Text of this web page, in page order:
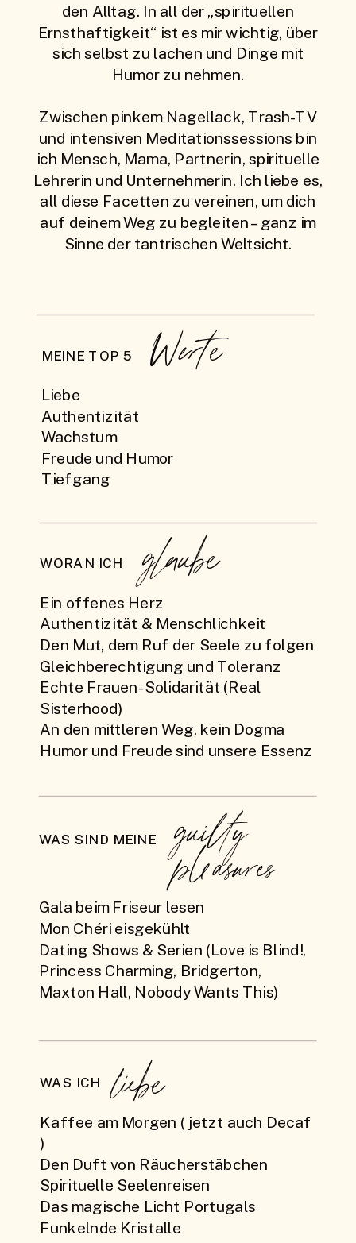
den Alltag. In all der „spirituellen
Ernsthaftigkeit“ ist es mir wichtig, über
sich selbst zu lachen und Dinge mit
Humor zu nehmen.
Zwischen pinkem Nagellack, Trash-TV
und intensiven Meditationssessions bin
ich Mensch, Mama, Partnerin, spirituelle
Lehrerin und Unternehmerin. Ich liebe es,
all diese Facetten zu vereinen, um dich
auf deinem Weg zu begleiten – ganz im
Sinne der tantrischen Weltsicht.
Kaffee am Morgen ( jetzt auch Decaf
)
Den Duft von Räucherstäbchen
Spirituelle Seelenreisen
Das magische Licht Portugals
Funkelnde Kristalle
liebe
WAS ICH
Gala beim Friseur lesen
Mon Chéri eisgekühlt
Dating Shows & Serien (Love is Blind!,
Princess Charming, Bridgerton,
Maxton Hall, Nobody Wants This)
guilty
pleasures
WAS SIND MEINE
Ein offenes Herz
Authentizität & Menschlichkeit
Den Mut, dem Ruf der Seele zu folgen
Gleichberechtigung und Toleranz
Echte Frauen-Solidarität (Real
Sisterhood)
An den mittleren Weg, kein Dogma
Humor und Freude sind unsere Essenz
glaube
WORAN ICH
Liebe
Authentizität
Wachstum
Freude und Humor
Tiefgang
Werte
MEINE TOP 5